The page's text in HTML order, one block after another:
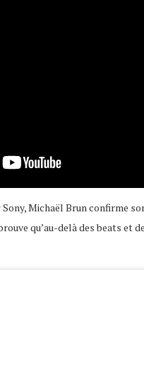
Michaël Brun confirme
qu’au-delà des beats et